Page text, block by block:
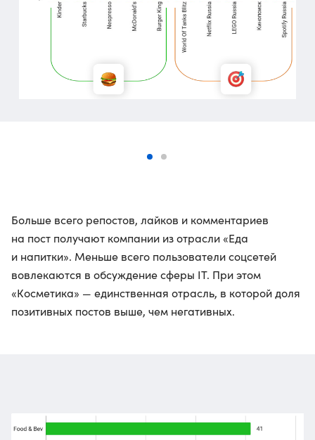
Больше всего репостов, лайков и комментариев
на пост получают компании из отрасли «Еда
и напитки». Меньше всего пользователи соцсетей
вовлекаются в обсуждение сферы IT. При этом
«Косметика» — единственная отрасль, в которой доля
позитивных постов выше, чем негативных.